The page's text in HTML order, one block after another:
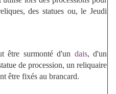
des statues ou, le Jeudi
être surmonté d'un dais, d'un
de procession, un reliquaire
être fixés au brancard.